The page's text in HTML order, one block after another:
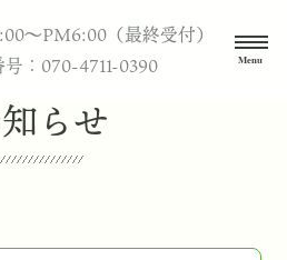
〜PM6:00（最終受付）
：070-4711-0390
らせ